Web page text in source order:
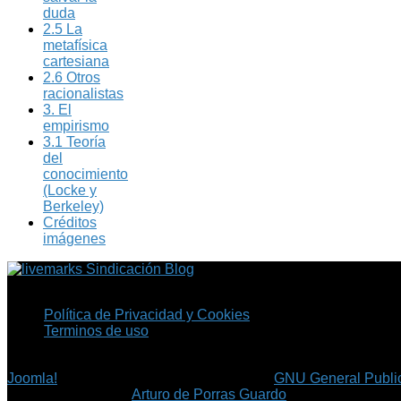
duda
2.5 La
metafísica
cartesiana
2.6 Otros
racionalistas
3. El
empirismo
3.1 Teoría
del
conocimiento
(Locke y
Berkeley)
Créditos
imágenes
Sindicación Blog
Política de Privacidad y Cookies
Terminos de uso
Joomla!
GNU General
©Arturo de Porras Guardo